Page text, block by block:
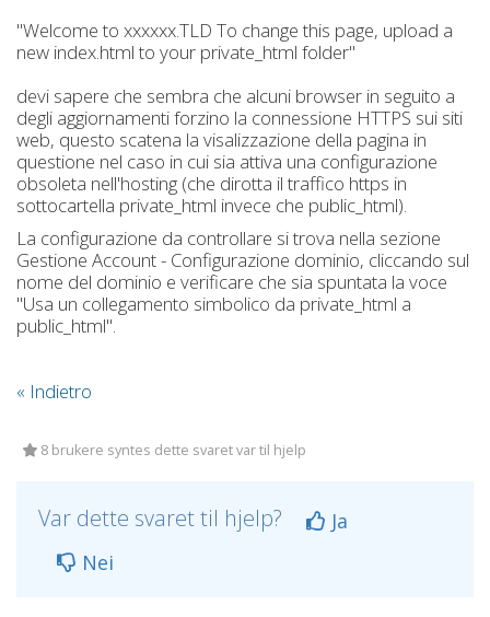
"Welcome to xxxxxx.TLD To change this page, upload a
new index.html to your private_html folder"
devi sapere che sembra che alcuni browser in seguito a
degli aggiornamenti forzino la connessione HTTPS sui siti
web, questo scatena la visalizzazione della pagina in
questione nel caso in cui sia attiva una configurazione
obsoleta nell'hosting (che dirotta il traffico https in
sottocartella private_html invece che public_html).
La configurazione da controllare si trova nella sezione
Gestione Account - Configurazione dominio, cliccando sul
nome del dominio e verificare che sia spuntata la voce
"Usa un collegamento simbolico da private_html a
public_html".
« Indietro
8 brukere syntes dette svaret var til hjelp
Var dette svaret til hjelp?
Ja
Nei